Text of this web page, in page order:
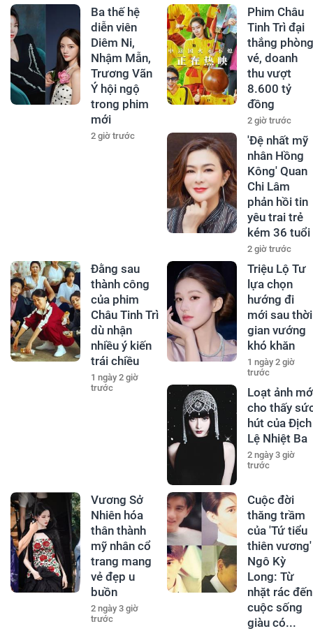
Ba thế hệ
diễn viên
Diêm Ni,
Nhậm Mẫn,
Trương Vãn
Ý hội ngộ
trong phim
mới
2 giờ trước
Phim Châu
Tinh Trì đại
thắng phòng
vé, doanh
thu vượt
8.600 tỷ
đồng
2 giờ trước
'Đệ nhất mỹ
nhân Hồng
Kông' Quan
Chi Lâm
phản hồi tin
yêu trai trẻ
kém 36 tuổi
2 giờ trước
Đằng sau
thành công
của phim
Châu Tinh Trì
dù nhận
nhiều ý kiến
trái chiều
1 ngày 2 giờ
trước
Triệu Lộ Tư
lựa chọn
hướng đi
mới sau thời
gian vướng
khó khăn
1 ngày 2 giờ
trước
Loạt ảnh
cho thấy
hút của Địch
Lệ Nhiệt Ba
2 ngày 3 giờ
trước
Vương Sở
Nhiên hóa
thân thành
mỹ nhân cổ
trang mang
vẻ đẹp u
buồn
2 ngày 3 giờ
trước
Cuộc đời
thăng trầm
của 'Tứ tiểu
thiên vương'
Ngô Kỳ
Long: Từ
nhặt rác đến
cuộc sống
giàu có...